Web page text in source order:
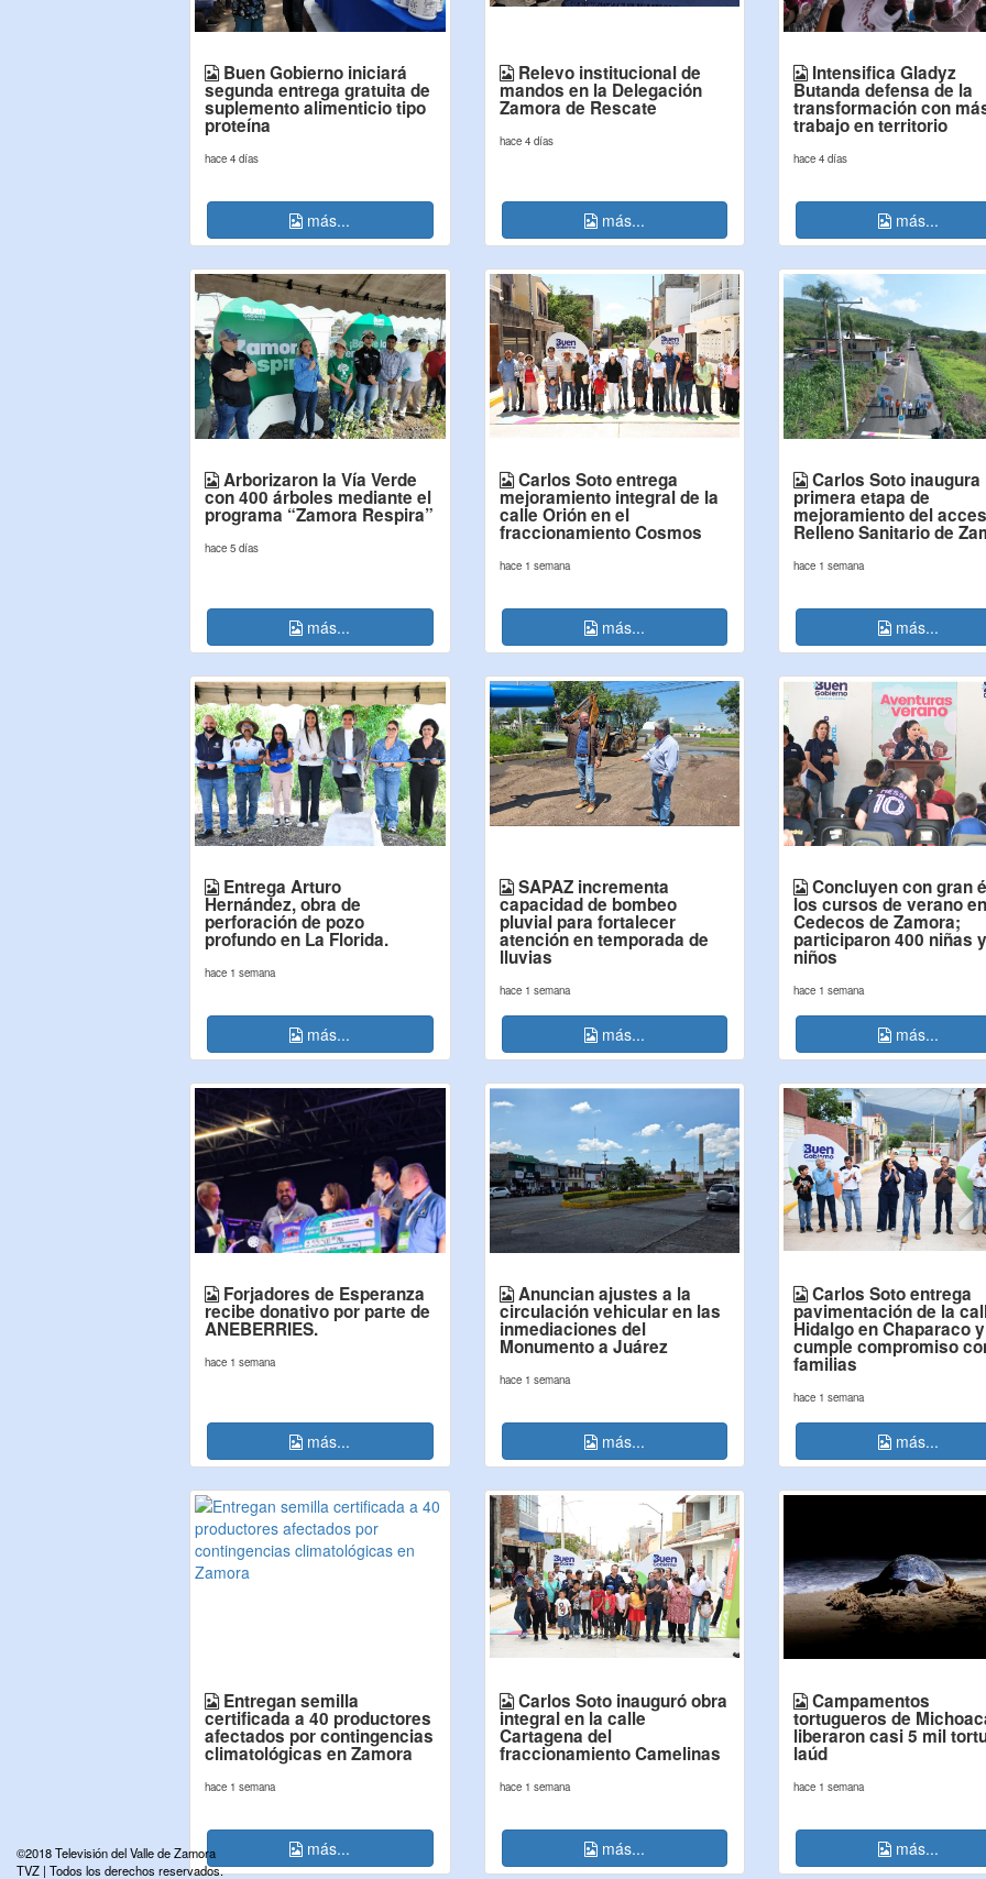
Buen Gobierno iniciará
segunda entrega gratuita de
suplemento alimenticio tipo
proteína
hace 4 días
más...
Relevo institucional de
mandos en la Delegación
Zamora de Rescate
hace 4 días
más...
Intensifica Gladyz
Butanda defensa de la
transformación con
trabajo en territorio
hace 4 días
más...
Arborizaron la Vía Verde
con 400 árboles mediante el
programa “Zamora Respira”
hace 5 días
más...
Carlos Soto entrega
mejoramiento integral de la
calle Orión en el
fraccionamiento Cosmos
hace 1 semana
más...
Carlos Soto inaugura
primera etapa de
mejoramiento del
Relleno Sanitario de
hace 1 semana
más...
Entrega Arturo
Hernández, obra de
perforación de pozo
profundo en La Florida.
hace 1 semana
más...
SAPAZ incrementa
capacidad de bombeo
pluvial para fortalecer
atención en temporada de
lluvias
hace 1 semana
más...
Concluyen con gran
los cursos de verano en
Cedecos de Zamora;
participaron 400 niñas y
niños
hace 1 semana
más...
Forjadores de Esperanza
recibe donativo por parte de
ANEBERRIES.
hace 1 semana
más...
Anuncian ajustes a la
circulación vehicular en las
inmediaciones del
Monumento a Juárez
hace 1 semana
más...
Carlos Soto entrega
pavimentación de la
Hidalgo en Chaparaco y
cumple compromiso
familias
hace 1 semana
más...
Entregan semilla
certificada a 40 productores
afectados por contingencias
climatológicas en Zamora
hace 1 semana
más...
Carlos Soto inauguró obra
integral en la calle
Cartagena del
fraccionamiento Camelinas
hace 1 semana
más...
Campamentos
tortugueros de
liberaron casi 5 mil
laúd
hace 1 semana
más...
©2018 Televisión del Valle de Zamora
TVZ | Todos los derechos reservados.